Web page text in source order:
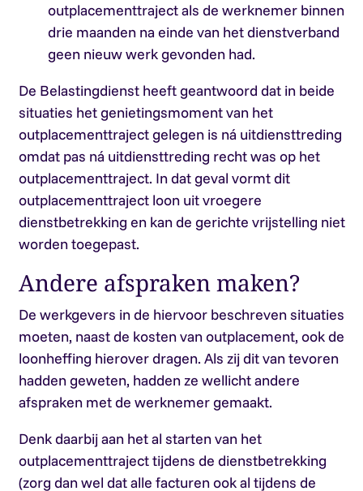
outplacementtraject als de werknemer binnen
drie maanden na einde van het dienstverband
geen nieuw werk gevonden had.
De Belastingdienst heeft geantwoord dat in beide
situaties het genietingsmoment van het
outplacementtraject gelegen is ná uitdiensttreding
omdat pas ná uitdiensttreding recht was op het
outplacementtraject. In dat geval vormt dit
outplacementtraject loon uit vroegere
dienstbetrekking en kan de gerichte vrijstelling niet
worden toegepast.
Andere afspraken maken?
De werkgevers in de hiervoor beschreven situaties
moeten, naast de kosten van outplacement, ook de
loonheffing hierover dragen. Als zij dit van tevoren
hadden geweten, hadden ze wellicht andere
afspraken met de werknemer gemaakt.
Denk daarbij aan het al starten van het
outplacementtraject tijdens de dienstbetrekking
(zorg dan wel dat alle facturen ook al tijdens de